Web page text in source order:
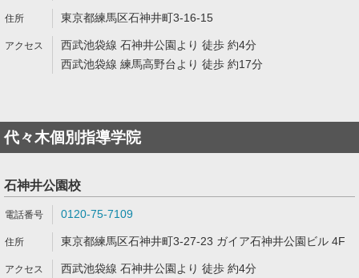
東京都練馬区石神井町3-16-15
西武池袋線 石神井公園より 徒歩 約4分
西武池袋線 練馬高野台より 徒歩 約17分
代々木個別指導学院
石神井公園校
0120-75-7109
東京都練馬区石神井町3-27-23 ガイア石神井公園ビル 4F
西武池袋線 石神井公園より 徒歩 約4分